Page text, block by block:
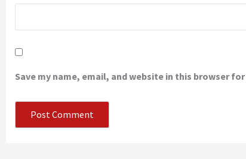
Save my name, email, and website in this browser